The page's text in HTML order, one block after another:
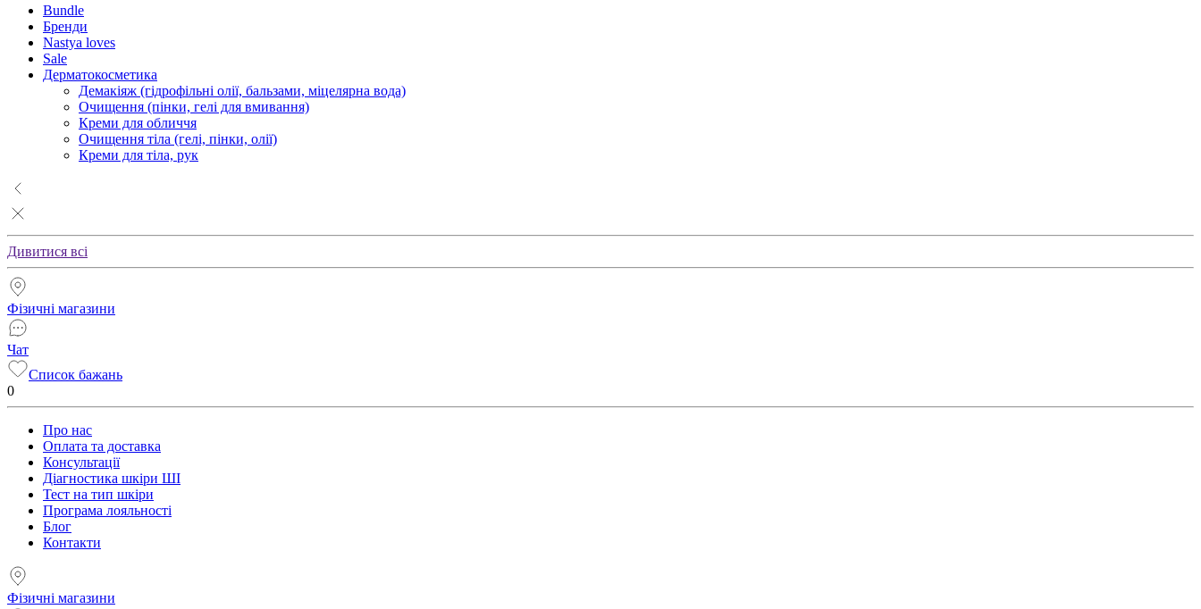
Bundle
Бренди
Nastya loves
Sale
Дерматокосметика
Демакіяж (гідрофільні олії, бальзами, міцелярна вода)
Очищення (пінки, гелі для вмивання)
Креми для обличчя
Очищення тіла (гелі, пінки, олії)
Креми для тіла, рук
Дивитися всі
Фізичні магазини
Чат
Список бажань
0
Про нас
Оплата та доставка
Консультації
Діагностика шкіри ШІ
Тест на тип шкіри
Програма лояльності
Блог
Контакти
Фізичні магазини